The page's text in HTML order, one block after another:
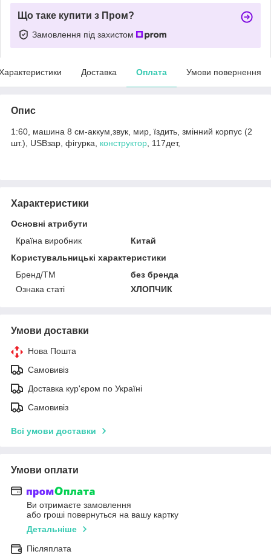
Що таке купити з Пром?
Замовлення під захистом
Доставка Оплата Умови повернення
Опис
1:60, машина 8 см-аккум,звук, мир, їздить, змінний корпус (2
шт.), USBзар, фігурка, конструктор , 117дет,
Характеристики
Основні атрибути
Країна виробник
Китай
Користувальницькі характеристики
Бренд/ТМ
без бренда
Ознака статі
ХЛОПЧИК
Умови доставки
Нова Пошта
Самовивіз
Доставка кур'єром по Україні
Самовивіз
Всі умови доставки
Умови оплати
Ви отримаєте замовлення
або гроші повернуться на вашу картку
Детальніше
Післяплата